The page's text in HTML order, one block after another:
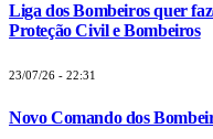
Liga dos Bombeiros quer
Proteção Civil e Bombeiros
23/07/26 - 22:31
Novo Comando dos